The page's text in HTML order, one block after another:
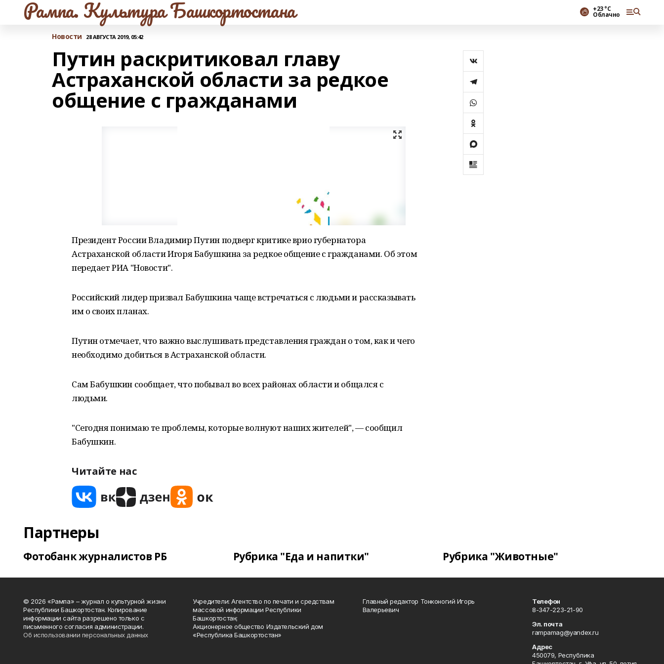
Рампа. Культура Башкортостана +23 °С
Облачно
Новости 28 АВГУСТА 2019, 05:42
Путин раскритиковал главу
Астраханской области за редкое
общение с гражданами
Президент России Владимир Путин подверг критике врио губернатора
Астраханской области Игоря Бабушкина за редкое общение с гражданами. Об этом
передает РИА "Новости".
Российский лидер призвал Бабушкина чаще встречаться с людьми и рассказывать
им о своих планах.
Путин отмечает, что важно выслушивать представления граждан о том, как и чего
необходимо добиться в Астраханской области.
Сам Бабушкин сообщает, что побывал во всех районах области и общался с
людьми.
"Сегодня понимаю те проблемы, которые волнуют наших жителей", — сообщил
Бабушкин.
Читайте нас
Партнеры
Фотобанк журналистов РБ Рубрика "Еда и напитки" Рубрика "Животные"
© 2026 «Рампа» – журнал о культурной жизни
Республики Башкортостан. Копирование
информации сайта разрешено только с
письменного согласия администрации.
Об использовании персональных данных
Учредители: Агентство по печати и средствам
массовой информации Республики
Башкортостан;
Акционерное общество Издательский дом
«Республика Башкортостан»
Главный редактор Тонконогий Игорь
Валерьевич
Телефон
8-347-223-21-90
Эл. почта
rampamag@yandex.ru
Адрес
450079, Республика